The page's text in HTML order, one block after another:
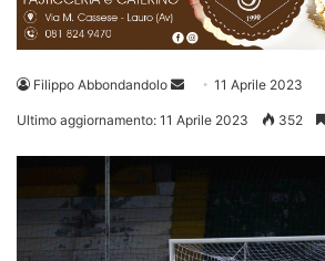
Filippo Abbondandolo
Invia 11 Aprile 2023
Ultimo aggiornamento: 11 Aprile 2023 352